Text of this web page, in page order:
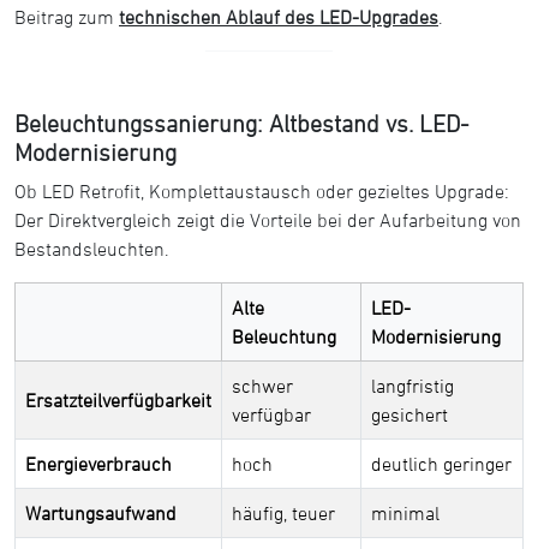
Beitrag zum technischen Ablauf des LED-Upgrades
Beleuchtungssanierung: Altbestand vs. LED-
Modernisierung
Ob LED Retrofit, Komplettaustausch oder gezieltes Upgrade:
Der Direktvergleich zeigt die Vorteile bei der Aufarbeitung von
Bestandsleuchten.
Alte
Beleuchtung
LED-
Modernisierung
Ersatzteilverfügbarkeit
schwer
verfügbar
langfristig
gesichert
Energieverbrauch hoch deutlich geringer
Wartungsaufwand häufig, teuer minimal